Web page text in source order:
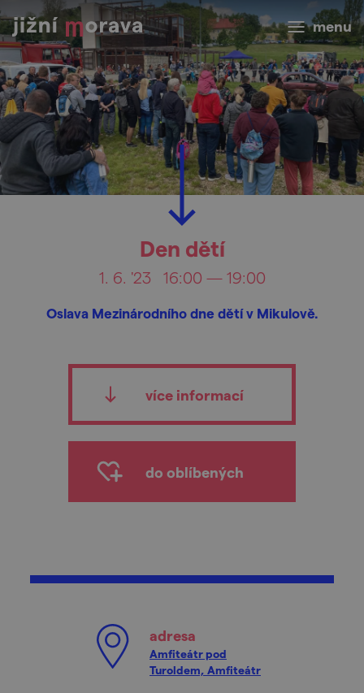
menu
Den dětí
1. 6. '23 16:00 — 19:00
Oslava Mezinárodního dne dětí v Mikulově.
více informací
do oblíbených
adresa
Amfiteátr pod
Turoldem, Amfiteátr